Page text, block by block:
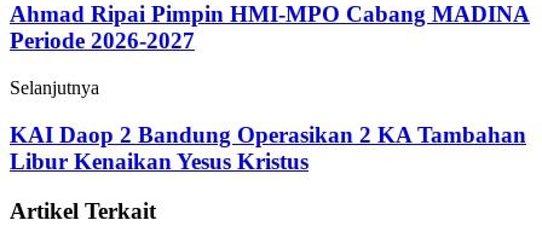
Ahmad Ripai Pimpin HMI-MPO Cabang MADINA
Periode 2026-2027
Selanjutnya
KAI Daop 2 Bandung Operasikan 2 KA Tambahan
Libur Kenaikan Yesus Kristus
Artikel Terkait